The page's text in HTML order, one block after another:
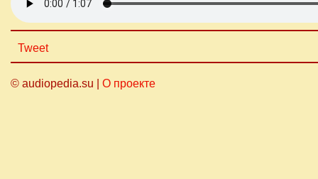
Tweet
© audiopedia.su | О проекте